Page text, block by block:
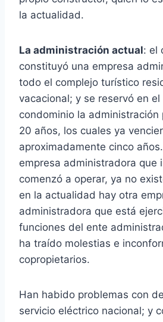
la actualidad.
La administración actual: el
constituyó una empresa
todo el complejo turístico
vacacional; y se reservó en
condominio la administración
20 años, los cuales ya
aproximadamente cinco
empresa administradora que
comenzó a operar, ya no
en la actualidad hay otra
administradora que está
funciones del ente
ha traído molestias e
copropietarios.
Han habido problemas con
servicio eléctrico nacional; y